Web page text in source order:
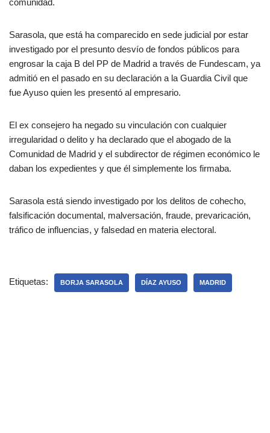
Sarasola, que está ha comparecido en sede judicial por estar
investigado por el presunto desvío de fondos públicos para
engrosar la caja B del PP de Madrid a través de Fundescam, ya
admitió en el pasado en su declaración a la Guardia Civil que
fue Ayuso quien les presentó al empresario.
El ex consejero ha negado su vinculación con cualquier
irregularidad o delito y ha declarado que el abogado de la
Comunidad de Madrid y el subdirector de régimen económico le
daban los expedientes y que él simplemente los firmaba.
Sarasola está siendo investigado por los delitos de cohecho,
falsificación documental, malversación, fraude, prevaricación,
tráfico de influencias, y falsedad en materia electoral.
Etiquetas: BORJA SARASOLA DÍAZ AYUSO MADRID